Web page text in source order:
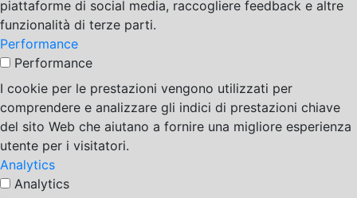
piattaforme di social media, raccogliere feedback e altre
funzionalità di terze parti.
Performance
Performance
I cookie per le prestazioni vengono utilizzati per
comprendere e analizzare gli indici di prestazioni chiave
del sito Web che aiutano a fornire una migliore esperienza
utente per i visitatori.
Analytics
Analytics